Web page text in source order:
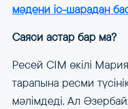
мәдени іс-шарадан
Саяси астар бар ма?
Ресей СІМ өкілі
тарапына ресми
мәлімдеді. Ал